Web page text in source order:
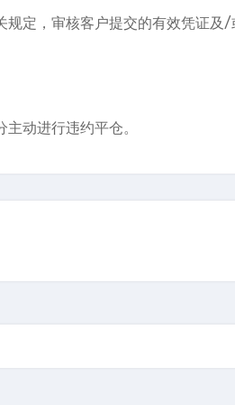
规定，审核客户提交的有效凭证及/
动进行违约平仓。